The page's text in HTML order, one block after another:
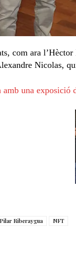
com ara
Nicolas,
Riberaygua NFT